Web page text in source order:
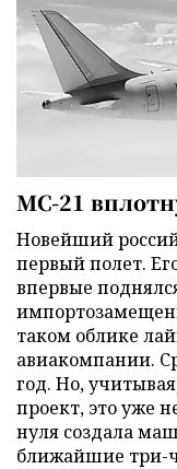
МС-21
Новейший
первый полет.
впервые
таком облике
авиакомпании.
год. Но,
проект, это уже
нуля создала
ближайшие три-